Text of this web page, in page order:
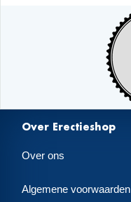
Over Erectieshop
Over ons
Algemene voorwaarden